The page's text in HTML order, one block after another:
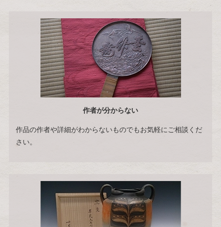
作者が分からない
作品の作者や詳細がわからないものでもお気軽にご相談くだ
さい。